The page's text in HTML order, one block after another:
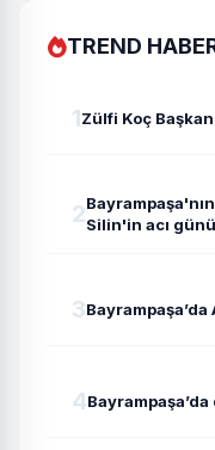
TREND
1Zülfi Koç
2Silin'in acı günü
3
4